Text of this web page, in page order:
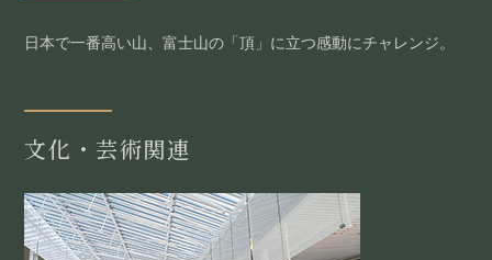
日本で一番高い山、富士山の「頂」に立つ感動にチャレンジ。
文化・芸術関連